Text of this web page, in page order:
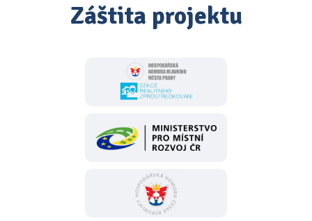
Záštita projektu